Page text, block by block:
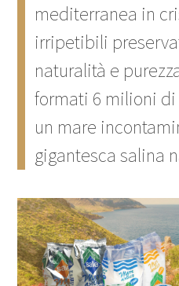
mediterranea in
irripetibili
naturalità e
formati 6 milioni di
un mare
gigantesca salina